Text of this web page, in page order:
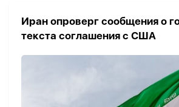
Иран опроверг сообщения о
текста соглашения с США